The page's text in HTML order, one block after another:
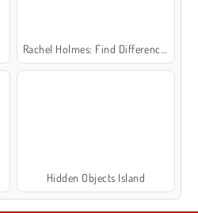
Hidden Objects Island